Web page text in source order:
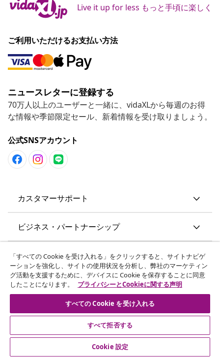
Live it up for less もっと手頃に楽しく
ご利用いただけるお支払い方法
ニュースレターに登録する
70万人以上のユーザーと一緒に、vidaXLから毎週のお得
な情報や季節限定セール、新着情報を受け取りましょう。
公式SNSアカウント
カスタマーサポート
ビジネス・パートナーシップ
vidaXL
その他の情報
© 2008-2026 vidaXL. 当サイトは、vidaXL合同会社が運営してい
ます。
「すべての Cookie を受け入れる」をクリックすると、サイトナビゲ
ーションを強化し、サイトの使用状況を分析し、弊社のマーケティン
グ活動を支援するために、デバイスに Cookie を保存することに同意
したことになります。
プライバシーとCookieに関する声明
すべての Cookie を受け入れる
すべて拒否する
Cookie 設定